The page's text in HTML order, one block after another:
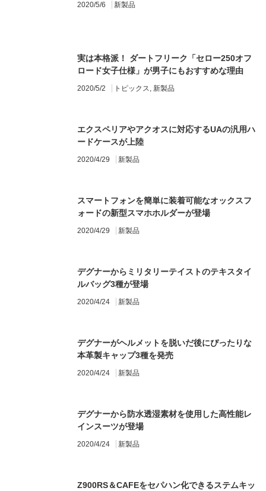
2020/5/6 新製品
実は本格派！ ダートフリーク「セロー250オフ
ロード女子仕様」が男子にもおすすめな理由
2020/5/2 トピックス, 新製品
エクスペリアやアクオスに対応するUAの汎用ハ
ードケースが上陸
2020/4/29 新製品
スマートフォンを簡単に装着可能なオックスフ
ォードの新型スマホホルダーが登場
2020/4/29 新製品
デグナーからミリタリーテイストのテキスタイ
ルバッグ3種が登場
2020/4/24 新製品
デグナーがヘルメットを脱いだ後にぴったりな
本革製キャップ3種を発売
2020/4/24 新製品
デグナーから防水透湿素材を使用した高性能レ
インスーツが登場
2020/4/24 新製品
Z900RS＆CAFEをセパハン化できるステムキッ